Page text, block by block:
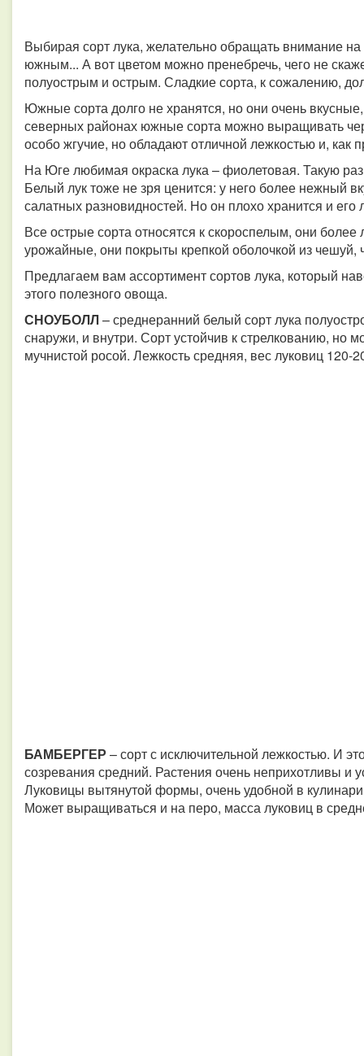
Выбирая сорт лука, желательно обращать внимание
южным... А вот цветом можно пренебречь, чего не
полуострым и острым. Сладкие сорта, к сожалению,
Южные сорта долго не хранятся, но они очень
северных районах южные сорта можно выращивать
особо жгучие, но обладают отличной лежкостью и,
На Юге любимая окраска лука – фиолетовая. Такую
Белый лук тоже не зря ценится: у него более нежный
салатных разновидностей. Но он плохо хранится и его
Все острые сорта относятся к скороспелым, они
урожайные, они покрыты крепкой оболочкой из
Предлагаем вам ассортимент сортов лука, который
этого полезного овоща.
СНОУБОЛЛ– среднеранний белый сорт лука
снаружи, и внутри. Сорт устойчив к стрелкованию, но
мучнистой росой. Лежкость средняя, вес луковиц 120-
БАМБЕРГЕР – сорт с исключительной лежкостью. И
созревания средний. Растения очень неприхотливы и
Луковицы вытянутой формы, очень удобной в
Может выращиваться и на перо, масса луковиц в